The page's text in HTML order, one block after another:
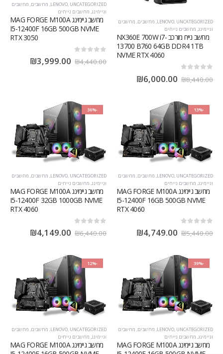
LENOVO, UNCATEGORIZED
, מחשבים, מחשבים
וגיימינג, מחשבים נייחים
מחשב נייח מורכב NX360E 700W i7-
13700 B760 64GB DDR4 1TB
NVME RTX 4060
₪8,440.00
₪6,000.00
LENOVO, UNCATEGORIZED
, מחשבים, מחשבים
וגיימינג, מחשבים נייחים
מחשב גיימינג MAG FORGE M100A
I5-12400F 16GB 500GB NVME
RTX 3050
₪4,440.00
₪3,999.00
-13%
LENOVO, UNCATEGORIZED
, מחשבים, מחשבים
וגיימינג, מחשבים נייחים
מחשב גיימינג MAG FORGE M100A
I5-12400F 16GB 500GB NVME
RTX 4060
₪5,440.00
₪4,749.00
-36%
LENOVO, UNCATEGORIZED
, מחשבים, מחשבים
וגיימינג, מחשבים נייחים
מחשב גיימינג MAG FORGE M100A
I5-12400F 32GB 1000GB NVME
RTX 4060
₪6,440.00
₪4,149.00
-39%
LENOVO, UNCATEGORIZED
, מחשבים, מחשבים
וגיימינג, מחשבים נייחים
מחשב גיימינג MAG FORGE M100A
-12%
LENOVO, UNCATEGORIZED
, מחשבים, מחשבים
וגיימינג, מחשבים נייחים
מחשב גיימינג MAG FORGE M100A